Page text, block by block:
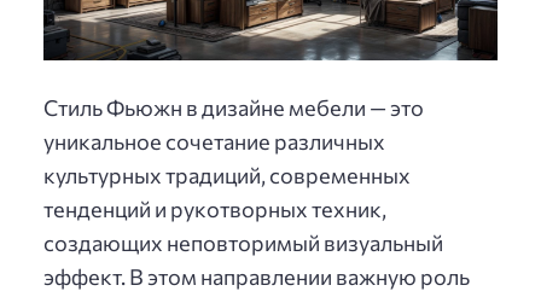
Стиль Фьюжн в дизайне мебели — это
уникальное сочетание различных
культурных традиций, современных
тенденций и рукотворных техник,
создающих неповторимый визуальный
эффект. В этом направлении важную роль